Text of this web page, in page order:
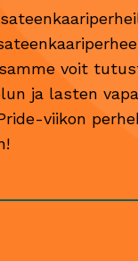
voit
ja lasten
viikon